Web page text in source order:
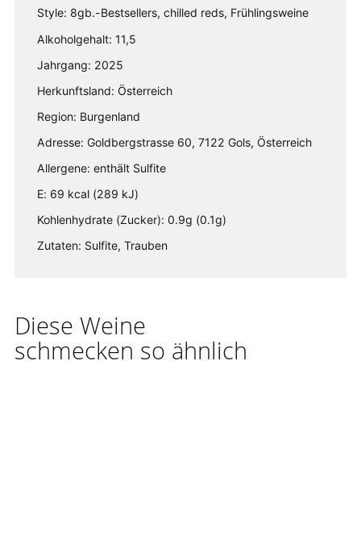
Style: 8gb.-Bestsellers, chilled reds, Frühlingsweine
Alkoholgehalt: 11,5
Jahrgang: 2025
Herkunftsland: Österreich
Region: Burgenland
Adresse: Goldbergstrasse 60, 7122 Gols, Österreich
Allergene: enthält Sulfite
E: 69 kcal (289 kJ)
Kohlenhydrate (Zucker): 0.9g (0.1g)
Zutaten: Sulfite, Trauben
Diese Weine
schmecken so ähnlich